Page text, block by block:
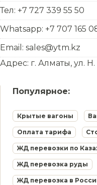
Тел: +7 727 339 55 50
Whatsapp: +7 707 165
Email: sales@ytm.kz
Адрес: г. Алматы, ул.
Популярное:
Крытые вагоны
Оплата тарифа
ЖД перевозки по
ЖД перевозка руды
ЖД перевозка в